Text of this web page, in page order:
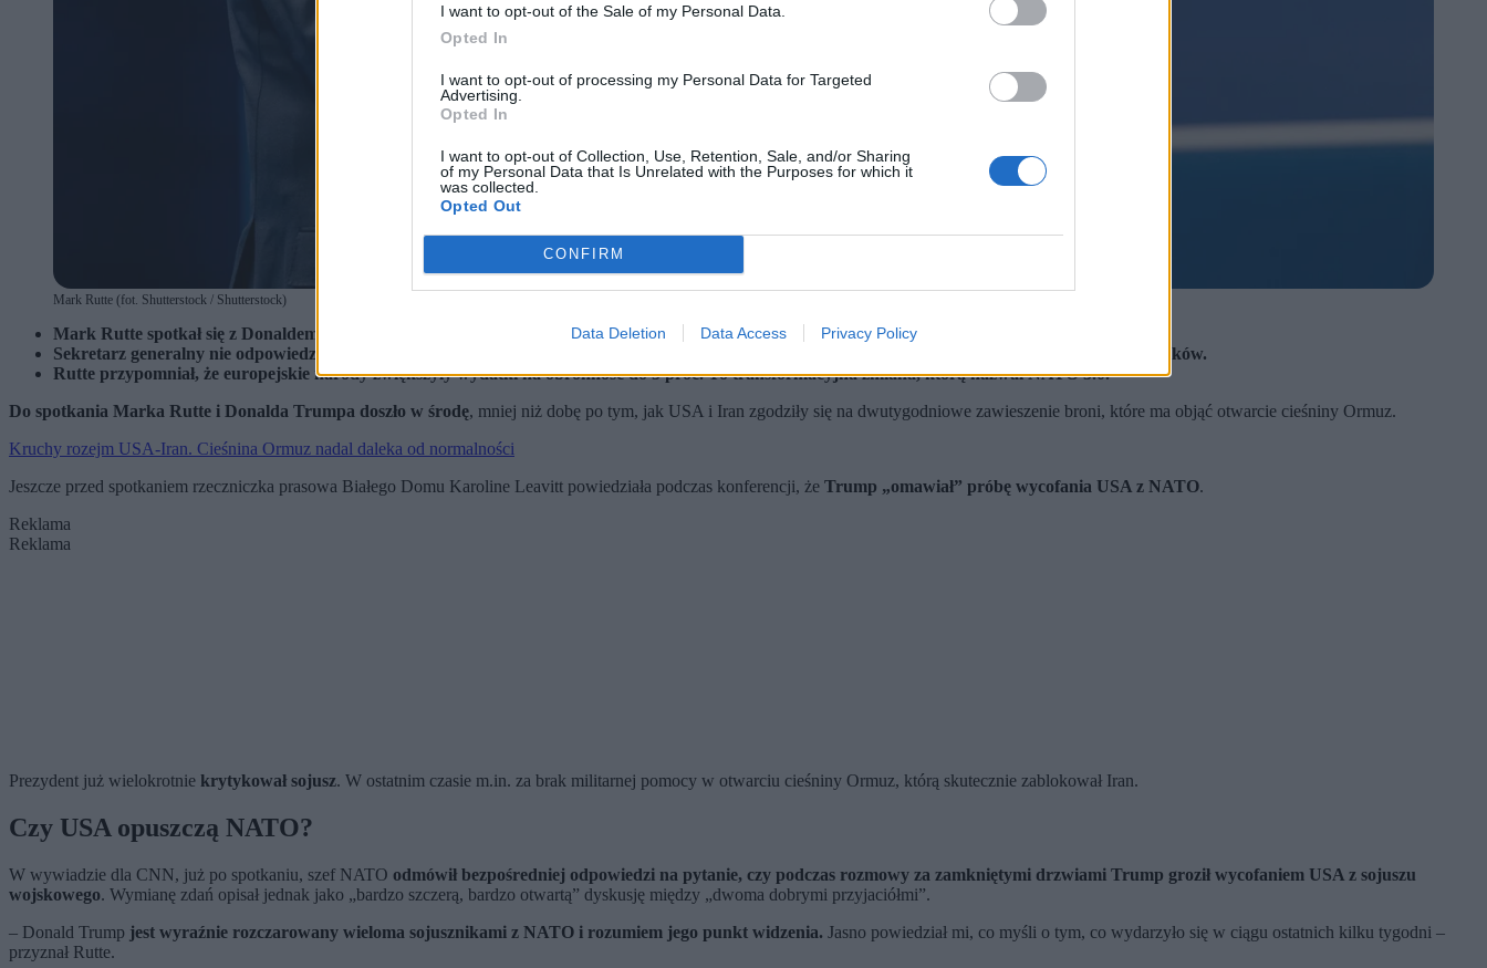
I want to opt-out of the Sale of my Personal Data.
Opted In
I want to opt-out of processing my Personal Data for Targeted
Advertising.
Opted In
I want to opt-out of Collection, Use, Retention, Sale, and/or Sharing
of my Personal Data that Is Unrelated with the Purposes for which it
was collected.
Opted Out
CONFIRM
Data Deletion Data Access Privacy Policy
Mark Rutte (fot. Shutterstock / Shutterstock)
Mark Rutte spotkał się z Donaldem Trumpem. Rozmowa dotyczyła m.in. rozczarowania Białego Domu postawą sojuszników z NATO.
Sekretarz generalny nie odpowiedział wprost na pytanie o wyjście USA z paktu. Przyznał jedynie, że Amerykanie są zawiedzeni postawą innych członków.
Rutte przypomniał, że europejskie narody zwiększyły wydatki na obronność do 5 proc. To transformacyjna zmiana, którą nazwał NATO 3.0.
Do spotkania Marka Rutte i Donalda Trumpa doszło w środę, mniej niż dobę po tym, jak USA i Iran zgodziły się na dwutygodniowe zawieszenie broni, które ma objąć otwarcie cieśniny Ormuz.
Kruchy rozejm USA-Iran. Cieśnina Ormuz nadal daleka od normalności
Jeszcze przed spotkaniem rzeczniczka prasowa Białego Domu Karoline Leavitt powiedziała podczas konferencji, że Trump „omawiał” próbę wycofania USA z NATO.
Reklama
Reklama
Prezydent już wielokrotnie krytykował sojusz. W ostatnim czasie m.in. za brak militarnej pomocy w otwarciu cieśniny Ormuz, którą skutecznie zablokował Iran.
Czy USA opuszczą NATO?
W wywiadzie dla CNN, już po spotkaniu, szef NATO odmówił bezpośredniej odpowiedzi na pytanie, czy podczas rozmowy za zamkniętymi drzwiami Trump groził wycofaniem USA z sojuszu
wojskowego. Wymianę zdań opisał jednak jako „bardzo szczerą, bardzo otwartą” dyskusję między „dwoma dobrymi przyjaciółmi”.
– Donald Trump jest wyraźnie rozczarowany wieloma sojusznikami z NATO i rozumiem jego punkt widzenia. Jasno powiedział mi, co myśli o tym, co wydarzyło się w ciągu ostatnich kilku tygodni –
przyznał Rutte.